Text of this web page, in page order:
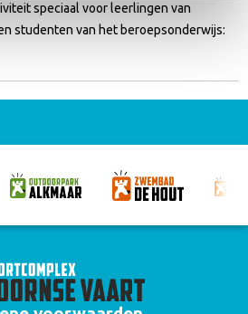
speciaal voor leerlingen van
studenten van het beroepsonderwijs: